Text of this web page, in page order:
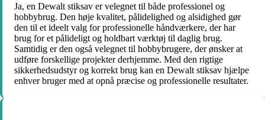
Ja, en Dewalt stiksav er velegnet til både professionel og
hobbybrug. Den høje kvalitet, pålidelighed og alsidighed gør
den til et ideelt valg for professionelle håndværkere, der har
brug for et pålideligt og holdbart værktøj til daglig brug.
Samtidig er den også velegnet til hobbybrugere, der ønsker at
udføre forskellige projekter derhjemme. Med den rigtige
sikkerhedsudstyr og korrekt brug kan en Dewalt stiksav hjælpe
enhver bruger med at opnå præcise og professionelle resultater.